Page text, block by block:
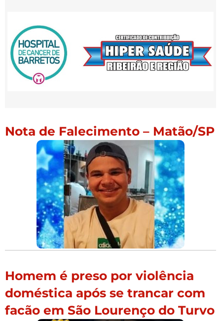
Nota de Falecimento – Matão/SP
Homem é preso por violência
doméstica após se trancar com
facão em São Lourenço do Turvo